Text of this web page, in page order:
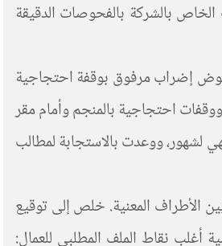
الخاص بالشركة بالفحوصات الدقيقة
دفعت عمال الشركة المستغلة لمناجم أيت حدو يوسف بجماعة سكساوة وعددهم 314، بدائرة امنتانوت يوم الخميس 15يونيو 2017 لخوض إضراب مرفوق بوقفة احتجاجية
احتجاجية بالمنجم وأمام مقر
لشهور، ووعدت بالاستجابة لمطالب
الأطراف المعنية. خلص إلى توقيع
نقاط الملف المطلبي للعمال: